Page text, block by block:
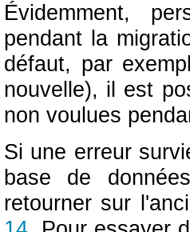
Évidemment,
pendant la
défaut, par
nouvelle), il est
non voulues
Si une erreur
base de
retourner sur